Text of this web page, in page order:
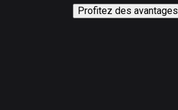
Profitez des avantages